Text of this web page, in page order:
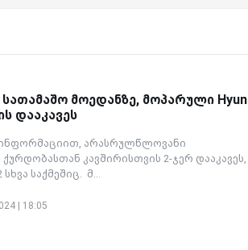
სათამაშო მოედანზე, მოპარული
დააკავეს
არასრულწლოვანი
კავშირისთვის 2-ჯერ დააკავეს,
საქმეშიც. მ...
| 18:05